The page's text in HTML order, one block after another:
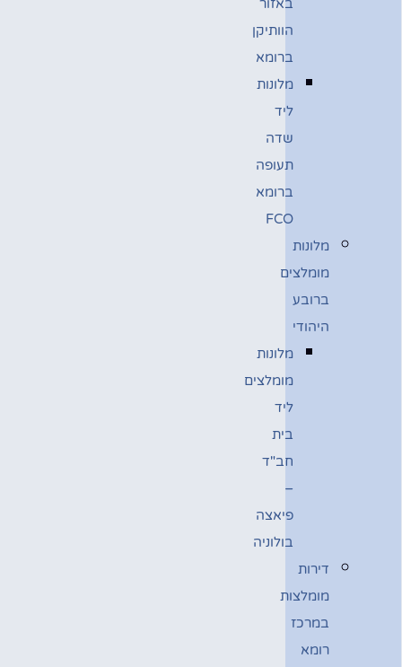
באזור
הוותיקן
ברומא
מלונות
ליד
שדה
תעופה
ברומא
FCO
מלונות
מומלצים
ברובע
היהודי
מלונות
מומלצים
ליד
בית
חב"ד
–
פיאצה
בולוניה
דירות
מומלצות
במרכז
רומא